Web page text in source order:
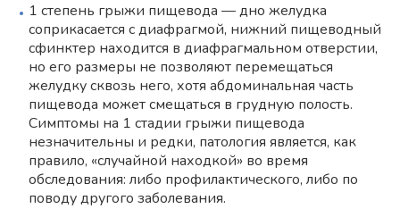
1 степень грыжи пищевода — дно желудка
соприкасается с диафрагмой, нижний пищеводный
сфинктер находится в диафрагмальном отверстии,
но его размеры не позволяют перемещаться
желудку сквозь него, хотя абдоминальная часть
пищевода может смещаться в грудную полость.
Симптомы на 1 стадии грыжи пищевода
незначительны и редки, патология является, как
правило, «случайной находкой» во время
обследования: либо профилактического, либо по
поводу другого заболевания.